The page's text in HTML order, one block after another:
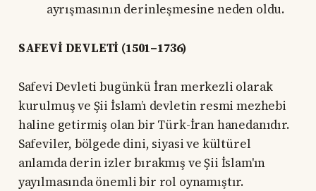
ayrışmasının derinleşmesine neden oldu.
SAFEVİ DEVLETİ (1501–1736)
Safevi Devleti bugünkü İran merkezli olarak
kurulmuş ve Şii İslam’ı devletin resmi mezhebi
haline getirmiş olan bir Türk-İran hanedanıdır.
Safeviler, bölgede dini, siyasi ve kültürel
anlamda derin izler bırakmış ve Şii İslam'ın
yayılmasında önemli bir rol oynamıştır.